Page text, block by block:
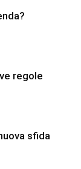
regole
sfida